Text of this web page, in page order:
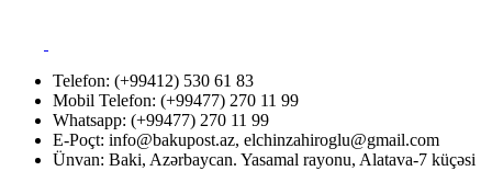
Telefon: (+99412) 530 61 83
Mobil Telefon: (+99477) 270 11 99
Whatsapp: (+99477) 270 11 99
E-Poçt: info@bakupost.az, elchinzahiroglu@gmail.com
Ünvan: Baki, Azərbaycan. Yasamal rayonu, Alatava-7 küçəsi